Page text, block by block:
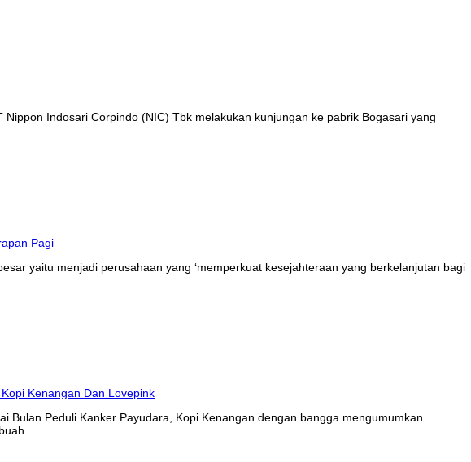
Indosari Corpindo (NIC) Tbk melakukan kunjungan ke pabrik Bogasari yang
yaitu menjadi perusahaan yang ‘memperkuat kesejahteraan yang berkelanjutan bagi
Peduli Kanker Payudara, Kopi Kenangan dengan bangga mengumumkan